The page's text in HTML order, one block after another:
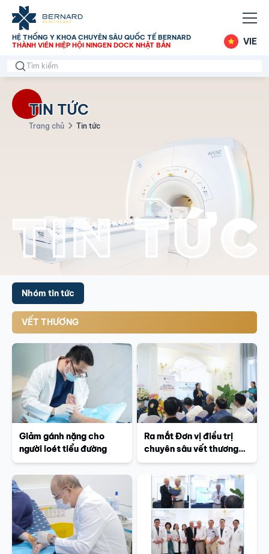
HỆ THỐNG Y KHOA CHUYÊN SÂU QUỐC TẾ BERNARD
THÀNH VIÊN HIỆP HỘI NINGEN DOCK NHẬT BẢN
VIE
TIN TỨC
Trang chủ Tin tức
Nhóm tin tức
VẾT THƯƠNG
Giảm gánh nặng cho
người loét tiểu đường
Ra mắt Đơn vị điều trị
chuyên sâu vết thương
khó lành